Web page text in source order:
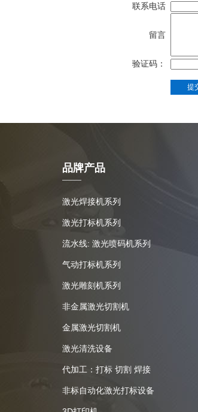
联系电话
留言
验证码：
品牌产品
激光焊接机系列
激光打标机系列
流水线: 激光喷码机系列
气动打标机系列
激光雕刻机系列
非金属激光切割机
金属激光切割机
激光清洗设备
代加工：打标 切割 焊接
非标自动化激光打标设备